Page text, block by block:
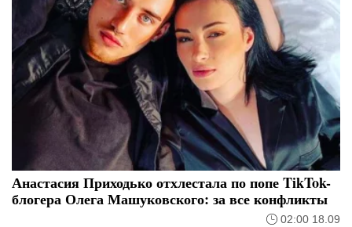
Анастасия Приходько отхлестала по попе TikTok-
блогера Олега Машуковского: за все конфликты
02:00 18.09